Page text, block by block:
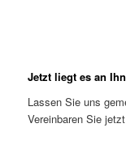
Jetzt liegt es an
Lassen Sie uns
Vereinbaren Sie